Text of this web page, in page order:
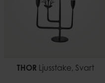
THOR Ljusstake, Svart